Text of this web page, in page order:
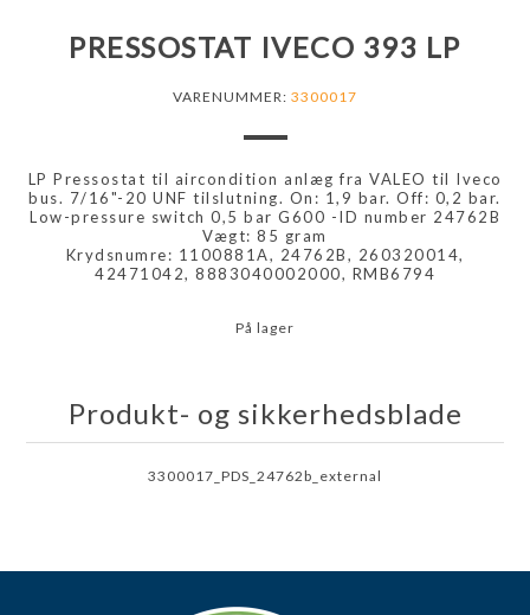
PRESSOSTAT IVECO 393 LP
VARENUMMER: 3300017
LP Pressostat til aircondition anlæg fra VALEO til Iveco
bus. 7/16"-20 UNF tilslutning. On: 1,9 bar. Off: 0,2 bar.
Low-pressure switch 0,5 bar G600 -ID number 24762B
Vægt: 85 gram
Krydsnumre: 1100881A, 24762B, 260320014,
42471042, 8883040002000, RMB6794
På lager
Produkt- og sikkerhedsblade
3300017_PDS_24762b_external